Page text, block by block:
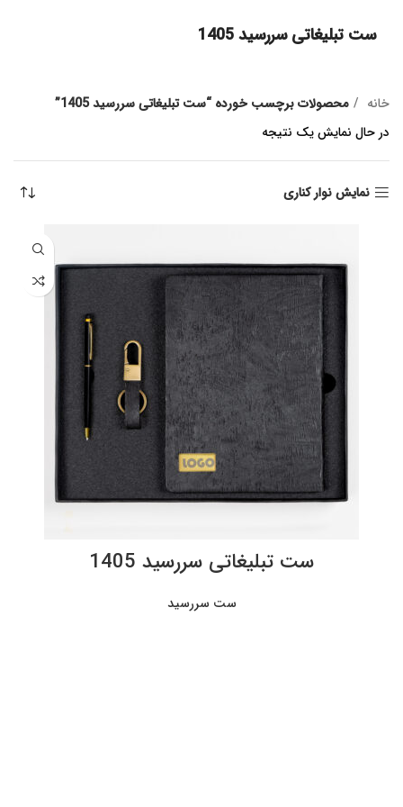
ست تبلیغاتی سررسید 1405
خانه
محصولات برچسب خورده “ست تبلیغاتی سررسید 1405”
در حال نمایش یک نتیجه
نمایش نوار کناری
ست تبلیغاتی سررسید 1405
ست سررسید